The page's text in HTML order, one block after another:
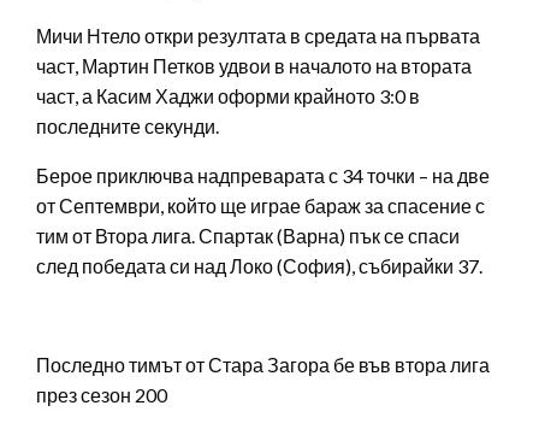
Мичи Нтело откри резултата в средата на първата
част, Мартин Петков удвои в началото на втората
част, а Касим Хаджи оформи крайното 3:0 в
последните секунди.
Берое приключва надпреварата с 34 точки – на две
от Септември, който ще играе бараж за спасение с
тим от Втора лига. Спартак (Варна) пък се спаси
след победата си над Локо (София), събирайки 37.
Последно тимът от Стара Загора бе във втора лига
през сезон 200